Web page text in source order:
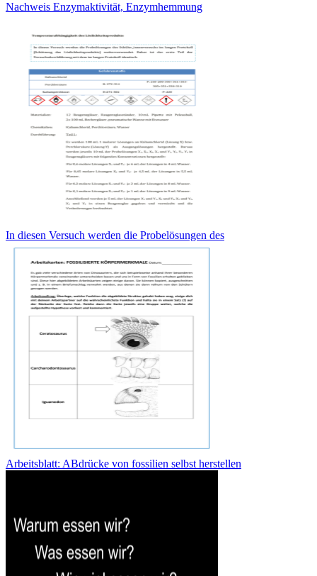
Nachweis Enzymaktivität, Enzymhemmung
In diesen Versuch werden die Probelösungen des
Arbeitsblatt: ABdrücke von fossilien selbst herstellen